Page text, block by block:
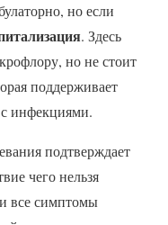
но если
. Здесь
но не стоит
поддерживает
с инфекциями.
подтверждает
чего нельзя
все симптомы